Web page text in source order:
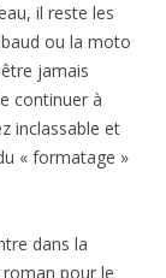
il reste les
ou la moto
jamais
continuer à
inclassable et
« formatage »
dans la
pour le